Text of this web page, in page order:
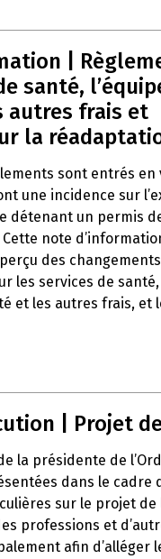
|
santé,
autres frais et
la
sont entrés en
une incidence sur
détenant un permis
note
des
les services de santé,
et les autres frais, et
| Projet
la présidente de
dans le cadre
sur le projet de
professions et
afin d’alléger